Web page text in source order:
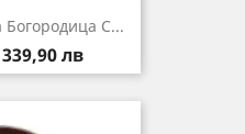
С...
лв